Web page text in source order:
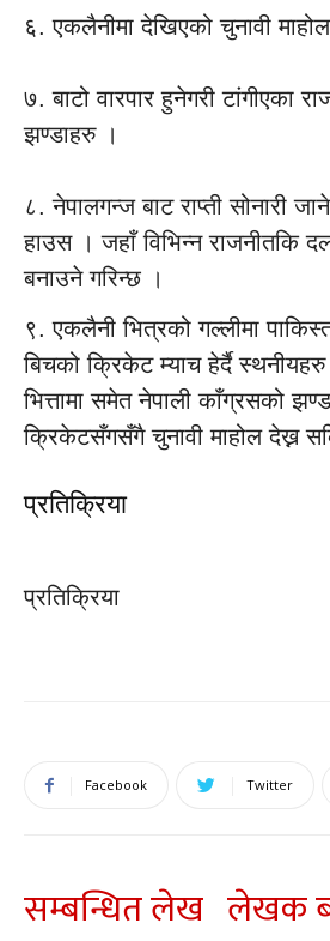
६. एकलैनीमा देखिएको चुनावी
७. बाटो वारपार हुनेगरी टांगीएका
झण्डाहरु ।
८. नेपालगन्ज बाट राप्ती सोनारी
हाउस । जहाँ विभिन्न राजनीतकि
बनाउने गरिन्छ ।
९. एकलैनी भित्रको गल्लीमा
बिचको क्रिकेट म्याच हेर्दै स्थनीयहरु
भित्तामा समेत नेपाली काँग्रसको
क्रिकेटसँगसँगै चुनावी माहोल देख्न
प्रतिक्रिया
प्रतिक्रिया
Facebook Twitter
सम्बन्धित लेख लेखक